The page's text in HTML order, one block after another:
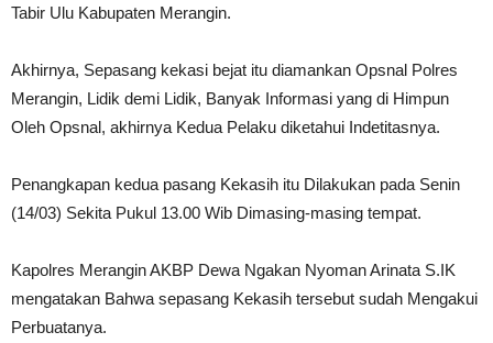
Tabir Ulu Kabupaten Merangin.
Akhirnya, Sepasang kekasi bejat itu diamankan Opsnal Polres
Merangin, Lidik demi Lidik, Banyak Informasi yang di Himpun
Oleh Opsnal, akhirnya Kedua Pelaku diketahui Indetitasnya.
Penangkapan kedua pasang Kekasih itu Dilakukan pada Senin
(14/03) Sekita Pukul 13.00 Wib Dimasing-masing tempat.
Kapolres Merangin AKBP Dewa Ngakan Nyoman Arinata S.IK
mengatakan Bahwa sepasang Kekasih tersebut sudah Mengakui
Perbuatanya.